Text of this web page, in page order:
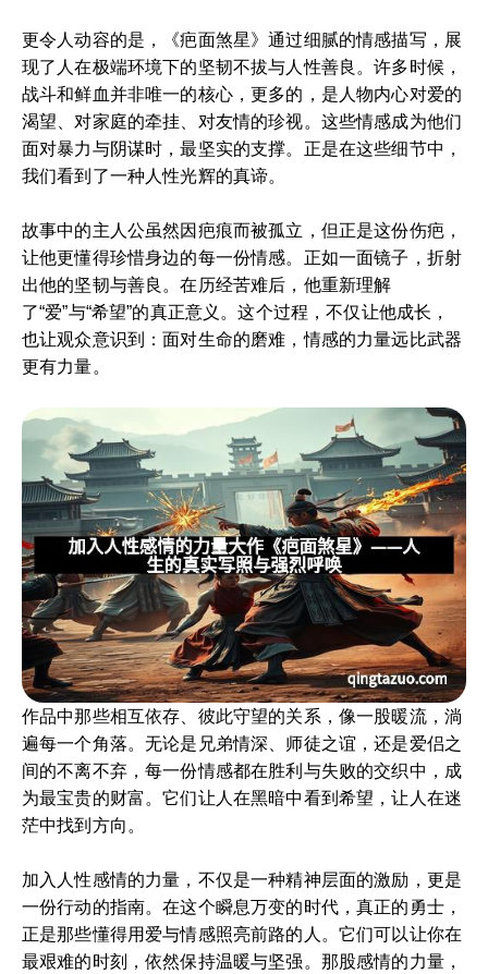
更令人动容的是，《疤面煞星》通过细腻的情感描写，展
现了人在极端环境下的坚韧不拔与人性善良。许多时候，
战斗和鲜血并非唯一的核心，更多的，是人物内心对爱的
渴望、对家庭的牵挂、对友情的珍视。这些情感成为他们
面对暴力与阴谋时，最坚实的支撑。正是在这些细节中，
我们看到了一种人性光辉的真谛。
故事中的主人公虽然因疤痕而被孤立，但正是这份伤疤，
让他更懂得珍惜身边的每一份情感。正如一面镜子，折射
出他的坚韧与善良。在历经苦难后，他重新理解
了“爱”与“希望”的真正意义。这个过程，不仅让他成长，
也让观众意识到：面对生命的磨难，情感的力量远比武器
更有力量。
作品中那些相互依存、彼此守望的关系，像一股暖流，淌
遍每一个角落。无论是兄弟情深、师徒之谊，还是爱侣之
间的不离不弃，每一份情感都在胜利与失败的交织中，成
为最宝贵的财富。它们让人在黑暗中看到希望，让人在迷
茫中找到方向。
加入人性感情的力量，不仅是一种精神层面的激励，更是
一份行动的指南。在这个瞬息万变的时代，真正的勇士，
正是那些懂得用爱与情感照亮前路的人。它们可以让你在
最艰难的时刻，依然保持温暖与坚强。那股感情的力量，